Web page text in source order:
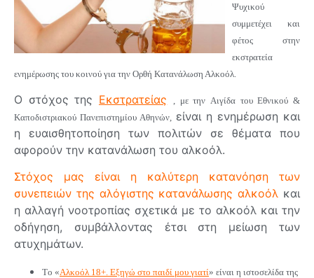
Ψυχικού
συμμετέχει και
φέτος στην
εκστρατεία
ενημέρωσης του κοινού για την Ορθή Κατανάλωση Αλκοόλ.
Ο στόχος της Εκστρατείας
, με την Aιγίδα του Εθνικού &
Καποδιστριακού Πανεπιστημίου Αθηνών, είναι η ενημέρωση και
η ευαισθητοποίηση των πολιτών σε θέματα που
αφορούν την κατανάλωση του αλκοόλ.
Στόχος μας είναι η καλύτερη κατανόηση των
συνεπειών της αλόγιστης κατανάλωσης αλκοόλ και
η αλλαγή νοοτροπίας σχετικά με το αλκοόλ και την
οδήγηση, συμβάλλοντας έτσι στη μείωση των
ατυχημάτων.
Tο «Αλκοόλ 18+. Εξηγώ στο παιδί μου γιατί» είναι η ιστοσελίδα της